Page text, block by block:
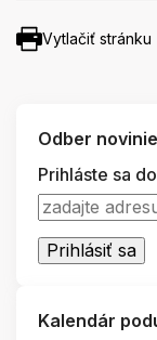
Vytlačiť stránku
Odber
Prihláste sa
Kalendár